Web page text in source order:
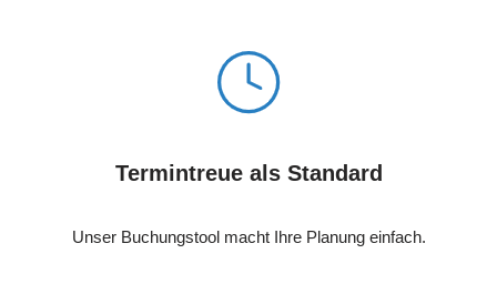
Termintreue als Standard
Unser Buchungstool macht Ihre Planung einfach.